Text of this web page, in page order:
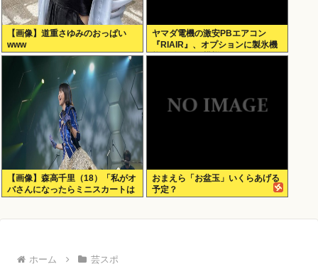
【画像】道重さゆみのおっぱい
www
ヤマダ電機の激安PBエアコン
『RIAIR』、オプションに製氷機
能も付いてた模様www
【画像】森高千里（18）「私がオ
バさんになったらミニスカートは
おまえら「お盆玉」いくらあげる
予定？
ホーム 芸スポ